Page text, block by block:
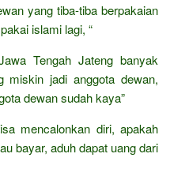
yang tiba-tiba berpakaian
islami lagi, “
Tengah Jateng banyak
jadi anggota dewan,
dewan sudah kaya”
mencalonkan diri, apakah
bayar, aduh dapat uang dari